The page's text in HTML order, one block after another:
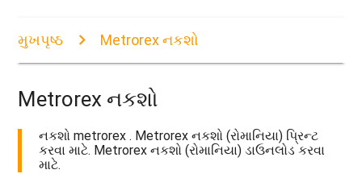
મુખપૃષ્ઠ Metrorex નકશો
Metrorex નકશો
નકશો metrorex . Metrorex નકશો (રોમાનિયા) પ્રિન્ટ
કરવા માટે. Metrorex નકશો (રોમાનિયા) ડાઉનલોડ કરવા
માટે.